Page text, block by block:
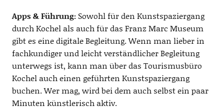
Apps & Führung:Sowohl für den Kunstspaziergang
durch Kochel als auch für das Franz Marc Museum
gibt es eine digitale Begleitung. Wenn man lieber in
fachkundiger und leicht verständlicher Begleitung
unterwegs ist, kann man über das Tourismusbüro
Kochel auch einen geführten Kunstspaziergang
buchen. Wer mag, wird bei dem auch selbst ein paar
Minuten künstlerisch aktiv.